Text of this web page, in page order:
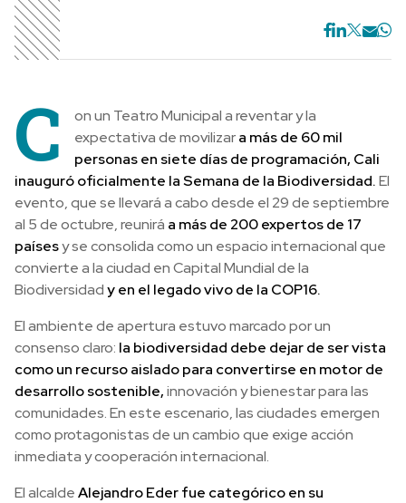
C
on un Teatro Municipal a reventar y la
expectativa de movilizara más de 60 mil
personasen siete días de programación, Cali
inauguró oficialmente la Semana de la Biodiversidad.El
evento, que se llevará a cabo desde el 29 de septiembre
al 5 de octubre, reunirá a más de 200 expertos de 17
paísesy se consolida como un espacio internacional que
convierte a la ciudad en Capital Mundial de la
Biodiversidady en el legado vivo de la COP16.
El ambiente de apertura estuvo marcado por un
consenso claro: la biodiversidad debe dejar de ser vista
como un recurso aislado para convertirse en motor de
desarrollo sostenible,innovación y bienestar para las
comunidades. En este escenario, las ciudades emergen
como protagonistas de un cambio que exige acción
inmediata y cooperación internacional.
El alcaldeAlejandro Eder fue categórico en su